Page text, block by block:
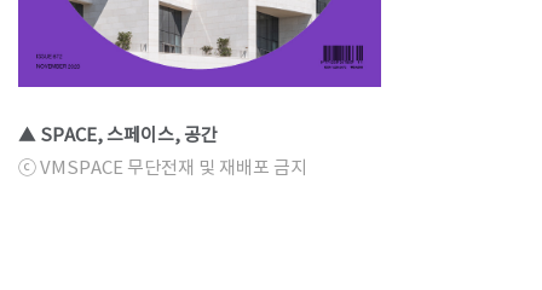
▲ SPACE, 스페이스, 공간
ⓒ VMSPACE 무단전재 및 재배포 금지